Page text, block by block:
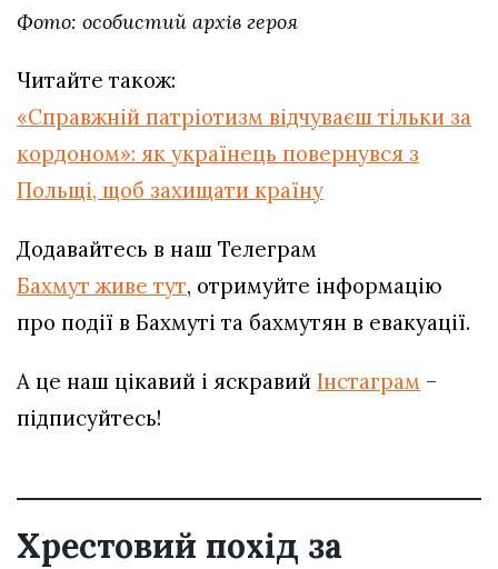
Фото: особистий архів героя
Читайте також:
«Справжній патріотизм відчуваєш тільки за
кордоном»: як українець повернувся з
Польщі, щоб захищати країну
Додавайтесь в наш Телеграм
Бахмут живе тут, отримуйте інформацію
про події в Бахмуті та бахмутян в евакуації.
А це наш цікавий і яскравий Інстаграм –
підписуйтесь!
Хрестовий похід за